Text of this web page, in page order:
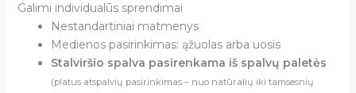
Galimi individualūs sprendimai
Nestandartiniai matmenys
Medienos pasirinkimas: ąžuolas arba uosis
Stalviršio spalva pasirenkama iš spalvų paletės
(platus atspalvių pasirinkimas – nuo natūralių iki tamsesnių